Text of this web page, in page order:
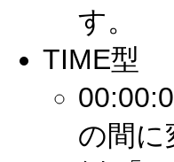
す。
TIME型
の間に